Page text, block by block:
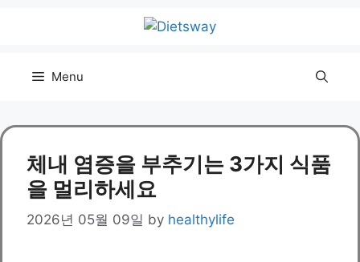
Menu
체내 염증을 부추기는 3가지 식품
을 멀리하세요
2026년 05월 09일 by healthylife